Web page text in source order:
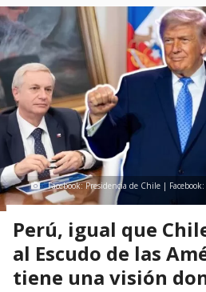
Facebook: Presidencia de Chile |
Perú, igual que
al Escudo de las
tiene una visión